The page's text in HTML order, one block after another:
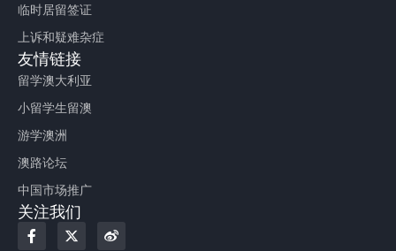
临时居留签证
上诉和疑难杂症
友情链接
留学澳大利亚
小留学生留澳
游学澳洲
澳路论坛
中国市场推广
关注我们
F
a
X
-
W
e